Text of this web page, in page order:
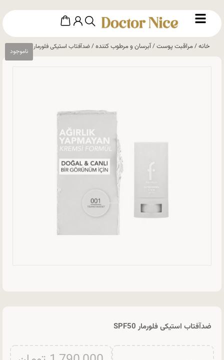
خانه/مراقبت پوست/آبرسان و مرطوب کننده/ ضدآفتاب استیکی فلورمار SPF50
ضدآفتاب استیکی فلورمار SPF50